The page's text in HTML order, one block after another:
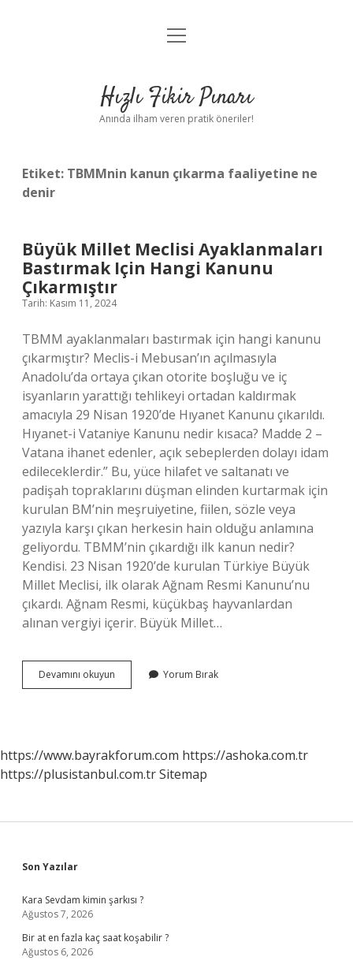
Anasayfa
Yasal Uyarı
menüyü
Hızlı Fikir Pınarı
Anında ilham veren pratik öneriler!
Etiket: TBMMnin kanun çıkarma faaliyetine ne
denir
Büyük Millet Meclisi Ayaklanmaları
Bastırmak Için Hangi Kanunu
Çıkarmıştır
Tarih: Kasım 11, 2024
TBMM ayaklanmaları bastırmak için hangi kanunu
çıkarmıştır? Meclis-i Mebusan’ın açılmasıyla
Anadolu’da ortaya çıkan otorite boşluğu ve iç
isyanların yarattığı tehlikeyi ortadan kaldırmak
amacıyla 29 Nisan 1920’de Hıyanet Kanunu çıkarıldı.
Hıyanet-i Vataniye Kanunu nedir kısaca? Madde 2 –
Vatana ihanet edenler, açık sebeplerden dolayı idam
edileceklerdir.” Bu, yüce hilafet ve saltanatı ve
padişah topraklarını düşman elinden kurtarmak için
kurulan BM’nin meşruiyetine, fiilen, sözle veya
yazıyla karşı çıkan herkesin hain olduğu anlamına
geliyordu. TBMM’nin çıkardığı ilk kanun nedir?
Kendisi. 23 Nisan 1920’de kurulan Türkiye Büyük
Millet Meclisi, ilk olarak Ağnam Resmi Kanunu’nu
çıkardı. Ağnam Resmi, küçükbaş hayvanlardan
alınan vergiyi içerir. Büyük Millet…
Devamını okuyun
Millet
Hangi
Kanunu
Yorum Bırak
https://www.bayrakforum.com https://ashoka.com.tr
https://plusistanbul.com.trSitemap
Sidebar
Son Yazılar
Kara Sevdam kimin şarkısı ?
Ağustos 7, 2026
Bir at en fazla kaç saat koşabilir ?
Ağustos 6, 2026